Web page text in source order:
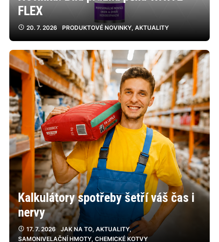
FLEX
20. 7. 2026 PRODUKTOVÉ NOVINKY, AKTUALITY
Kalkulátory spotřeby šetří váš čas i
nervy
17. 7. 2026 JAK NA TO, AKTUALITY,
SAMONIVELAČNÍ HMOTY, CHEMICKÉ KOTVY